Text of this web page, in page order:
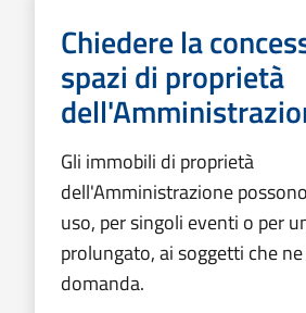
Chiedere la
spazi di proprietà
Gli immobili di proprietà
dell'Amministrazione
uso, per singoli eventi o per
prolungato, ai soggetti che
domanda.